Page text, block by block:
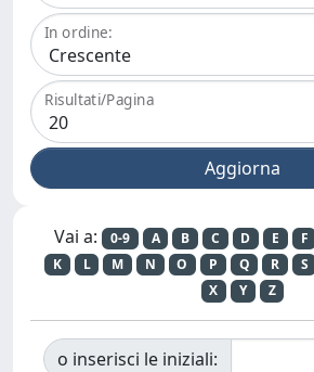
In ordine:
Risultati/Pagina
Vai a: 0-9 A B C D E F
K
L M N O P Q R S
X
Y Z
o inserisci le iniziali: